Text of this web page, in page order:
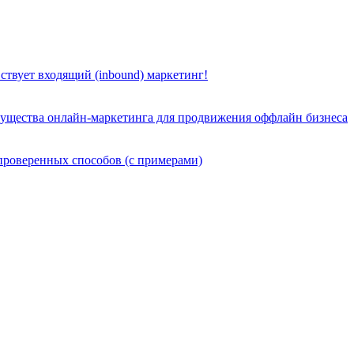
входящий (inbound) маркетинг!
онлайн-маркетинга для продвижения оффлайн бизнеса
способов (с примерами)